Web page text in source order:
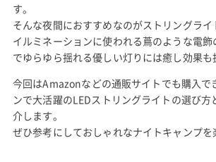
す。
そんな夜間におすすめなのがストリングライ
イルミネーションに使われる蔦のような電
でゆらゆら揺れる優しい灯りには癒し効果も
今回はAmazonなどの通販サイトでも購入で
ンで大活躍のLEDストリングライトの選び方
介します。
ぜひ参考にしておしゃれなナイトキャンプを